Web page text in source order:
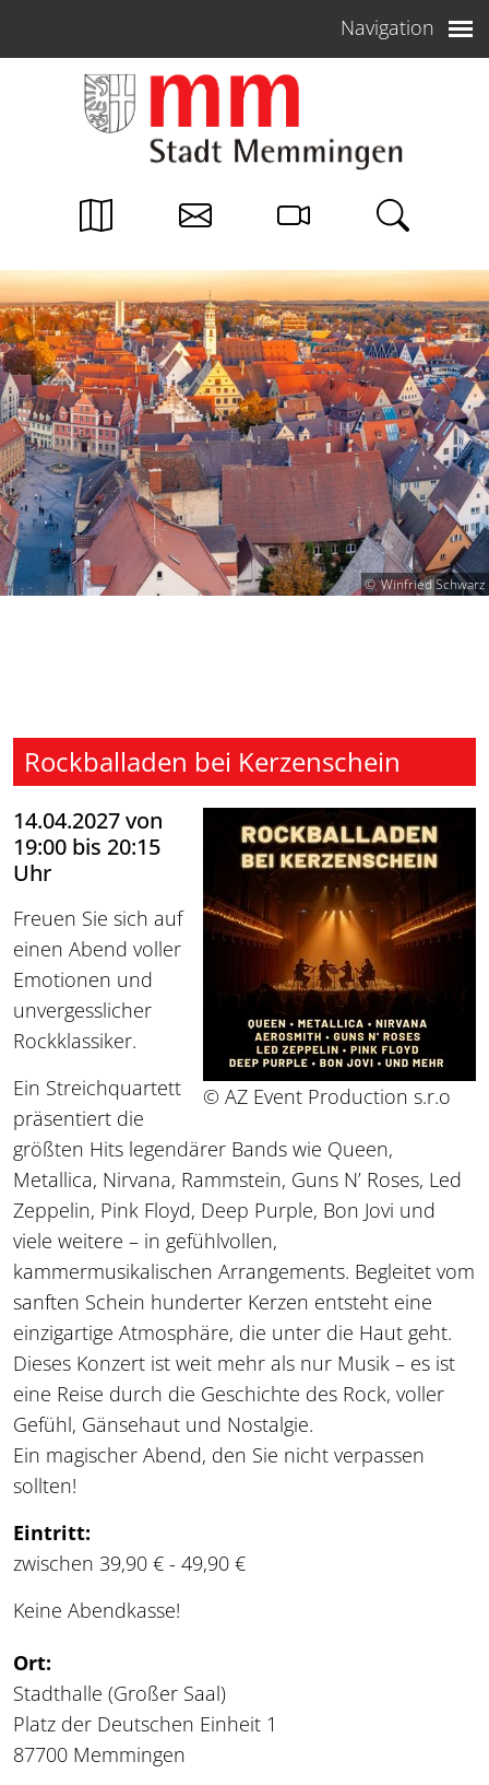
Navigation
Winfried Schwarz
Rockballaden bei Kerzenschein
© AZ Event Production s.r.o
14.04.2027 von
19:00 bis 20:15
Uhr
Freuen Sie sich auf
einen Abend voller
Emotionen und
unvergesslicher
Rockklassiker.
Ein Streichquartett
präsentiert die
größten Hits legendärer Bands wie Queen,
Metallica, Nirvana, Rammstein, Guns N’ Roses, Led
Zeppelin, Pink Floyd, Deep Purple, Bon Jovi und
viele weitere – in gefühlvollen,
kammermusikalischen Arrangements. Begleitet vom
sanften Schein hunderter Kerzen entsteht eine
einzigartige Atmosphäre, die unter die Haut geht.
Dieses Konzert ist weit mehr als nur Musik – es ist
eine Reise durch die Geschichte des Rock, voller
Gefühl, Gänsehaut und Nostalgie.
Ein magischer Abend, den Sie nicht verpassen
sollten!
Eintritt:
zwischen 39,90 € - 49,90 €
Keine Abendkasse!
Ort:
Stadthalle (Großer Saal)
Platz der Deutschen Einheit 1
87700 Memmingen